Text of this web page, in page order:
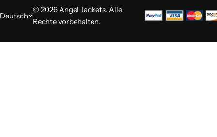
Deutsch
© 2026 Angel Jackets. Alle
Rechte vorbehalten.